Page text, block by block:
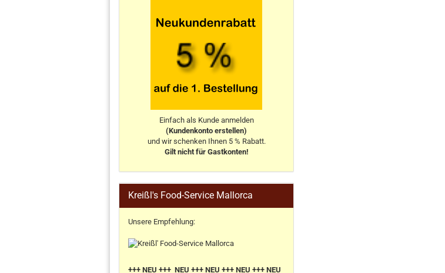
Einfach als Kunde anmelden
(Kundenkonto erstellen)
und wir schenken Ihnen 5 % Rabatt.
Gilt nicht für Gastkonten!
Kreißl's Food-Service Mallorca
Unsere Empfehlung:
+++ NEU +++ NEU +++ NEU +++ NEU +++ NEU